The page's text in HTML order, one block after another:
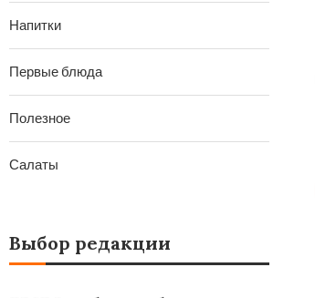
Напитки
Первые блюда
Полезное
Салаты
Выбор редакции